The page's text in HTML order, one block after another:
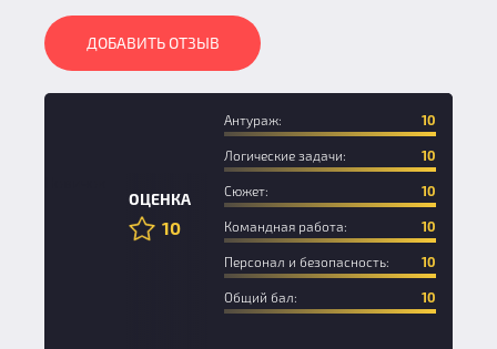
ДОБАВИТЬ ОТЗЫВ
ОЦЕНКА
10
Антураж: 10
Логические задачи: 10
Сюжет: 10
Командная работа: 10
Персонал и безопасность: 10
Общий бал: 10